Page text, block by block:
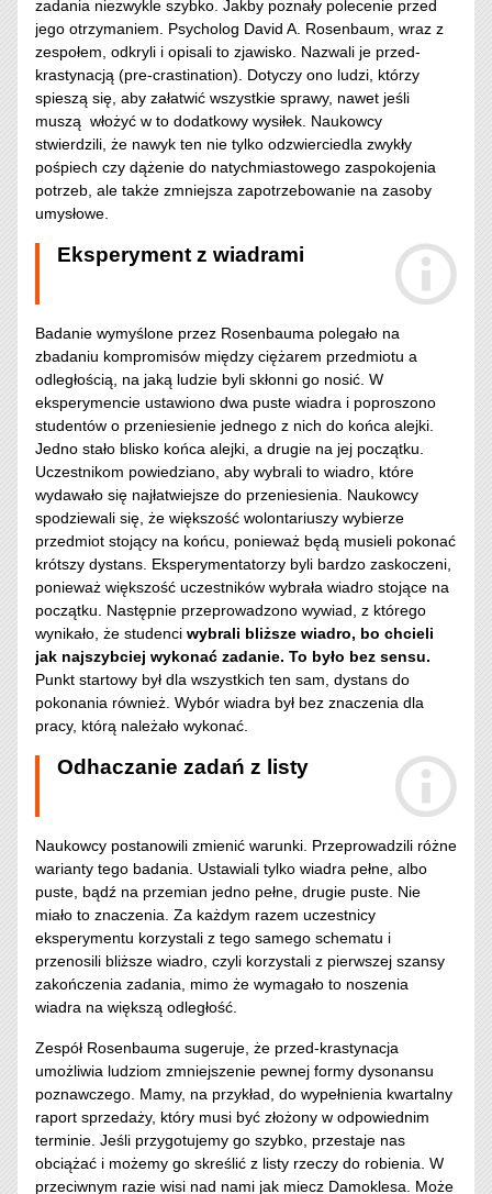
zadania niezwykle szybko. Jakby poznały polecenie przed
jego otrzymaniem. Psycholog David A. Rosenbaum, wraz z
zespołem, odkryli i opisali to zjawisko. Nazwali je przed-
krastynacją (pre-crastination). Dotyczy ono ludzi, którzy
spieszą się, aby załatwić wszystkie sprawy, nawet jeśli
muszą włożyć w to dodatkowy wysiłek. Naukowcy
stwierdzili, że nawyk ten nie tylko odzwierciedla zwykły
pośpiech czy dążenie do natychmiastowego zaspokojenia
potrzeb, ale także zmniejsza zapotrzebowanie na zasoby
umysłowe.
Eksperyment z wiadrami
Badanie wymyślone przez Rosenbauma polegało na
zbadaniu kompromisów między ciężarem przedmiotu a
odległością, na jaką ludzie byli skłonni go nosić. W
eksperymencie ustawiono dwa puste wiadra i poproszono
studentów o przeniesienie jednego z nich do końca alejki.
Jedno stało blisko końca alejki, a drugie na jej początku.
Uczestnikom powiedziano, aby wybrali to wiadro, które
wydawało się najłatwiejsze do przeniesienia. Naukowcy
spodziewali się, że większość wolontariuszy wybierze
przedmiot stojący na końcu, ponieważ będą musieli pokonać
krótszy dystans. Eksperymentatorzy byli bardzo zaskoczeni,
ponieważ większość uczestników wybrała wiadro stojące na
początku. Następnie przeprowadzono wywiad, z którego
wynikało, że studenci wybrali bliższe wiadro, bo chcieli
jak najszybciej wykonać zadanie. To było bez sensu.
Punkt startowy był dla wszystkich ten sam, dystans do
pokonania również. Wybór wiadra był bez znaczenia dla
pracy, którą należało wykonać.
Odhaczanie zadań z listy
Naukowcy postanowili zmienić warunki. Przeprowadzili różne
warianty tego badania. Ustawiali tylko wiadra pełne, albo
puste, bądź na przemian jedno pełne, drugie puste. Nie
miało to znaczenia. Za każdym razem uczestnicy
eksperymentu korzystali z tego samego schematu i
przenosili bliższe wiadro, czyli korzystali z pierwszej szansy
zakończenia zadania, mimo że wymagało to noszenia
wiadra na większą odległość.
Zespół Rosenbauma sugeruje, że przed-krastynacja
umożliwia ludziom zmniejszenie pewnej formy dysonansu
poznawczego. Mamy, na przykład, do wypełnienia kwartalny
raport sprzedaży, który musi być złożony w odpowiednim
terminie. Jeśli przygotujemy go szybko, przestaje nas
obciążać i możemy go skreślić z listy rzeczy do robienia. W
przeciwnym razie wisi nad nami jak miecz Damoklesa. Może